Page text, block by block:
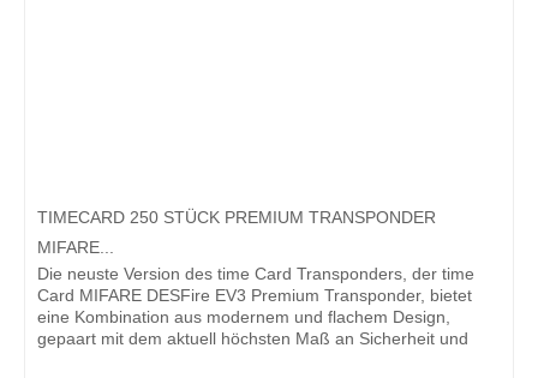
TIMECARD 250 STÜCK PREMIUM TRANSPONDER
MIFARE...
Die neuste Version des time Card Transponders, der time
Card MIFARE DESFire EV3 Premium Transponder, bietet
eine Kombination aus modernem und flachem Design,
gepaart mit dem aktuell höchsten Maß an Sicherheit und